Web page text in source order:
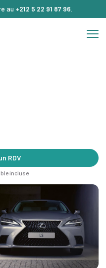
au +212 5 22 91 87 96
RDV
incluse